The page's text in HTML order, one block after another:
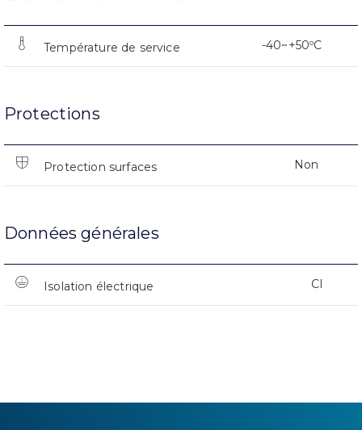
Température de service -40~+50ºC
Protections
Protection surfaces Non
Données générales
Isolation électrique CI